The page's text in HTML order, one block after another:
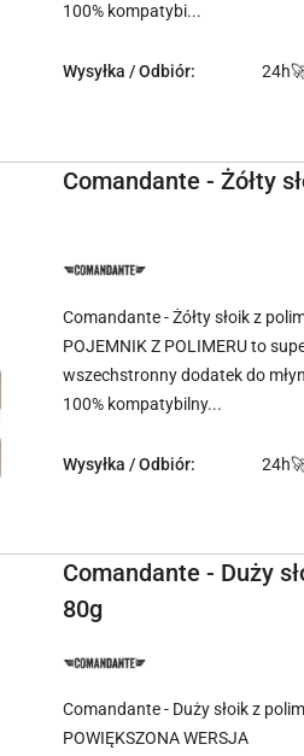
100% kompatybi...
Wysyłka / Odbiór:
Comandante - Żółty
NAZWA
PRODUCENTA:
Comandante - Żółty słoik z
POJEMNIK Z POLIMERU to
wszechstronny dodatek do
100% kompatybilny...
Wysyłka / Odbiór:
Comandante - Duży
80g
NAZWA
PRODUCENTA:
Comandante - Duży słoik z
POWIĘKSZONA WERSJA